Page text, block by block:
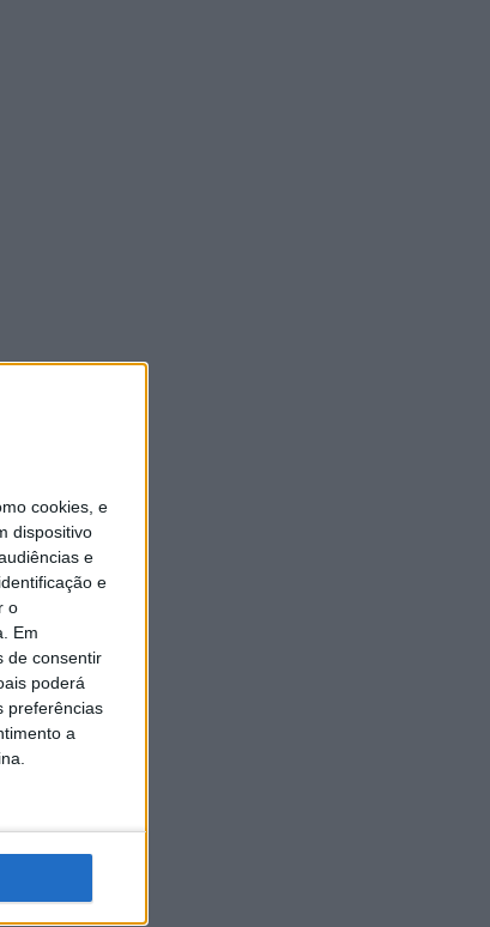
cookies, e
dispositivo
e
e
o
Em
de consentir
poderá
preferências
a